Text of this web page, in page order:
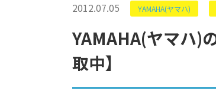
2012.07.05 YAMAHA(ヤマハ)
YAMAHA(ヤマハ)
取中】